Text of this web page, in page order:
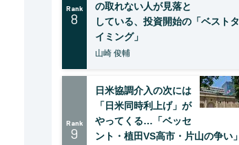
Rank
8
の取れない人が見落と
している、投資開始の「ベストタ
イミング」
山崎 俊輔
Rank
9
日米協調介入の次には
「日米同時利上げ」が
やってくる…「ベッセ
ント・植田VS高市・片山の争い」